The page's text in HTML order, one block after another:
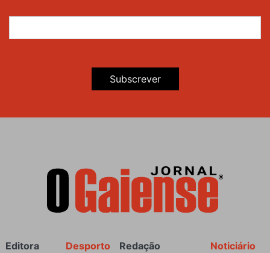
Subscrever
Rodapé Noticiário
Redação
Desporto
Editora